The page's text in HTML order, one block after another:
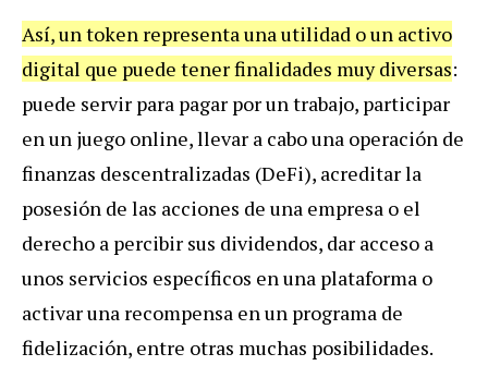
Así, un token representa una utilidad o un activo
digital que puede tener finalidades muy diversas:
puede servir para pagar por un trabajo, participar
en un juego online, llevar a cabo una operación de
finanzas descentralizadas (DeFi), acreditar la
posesión de las acciones de una empresa o el
derecho a percibir sus dividendos, dar acceso a
unos servicios específicos en una plataforma o
activar una recompensa en un programa de
fidelización, entre otras muchas posibilidades.